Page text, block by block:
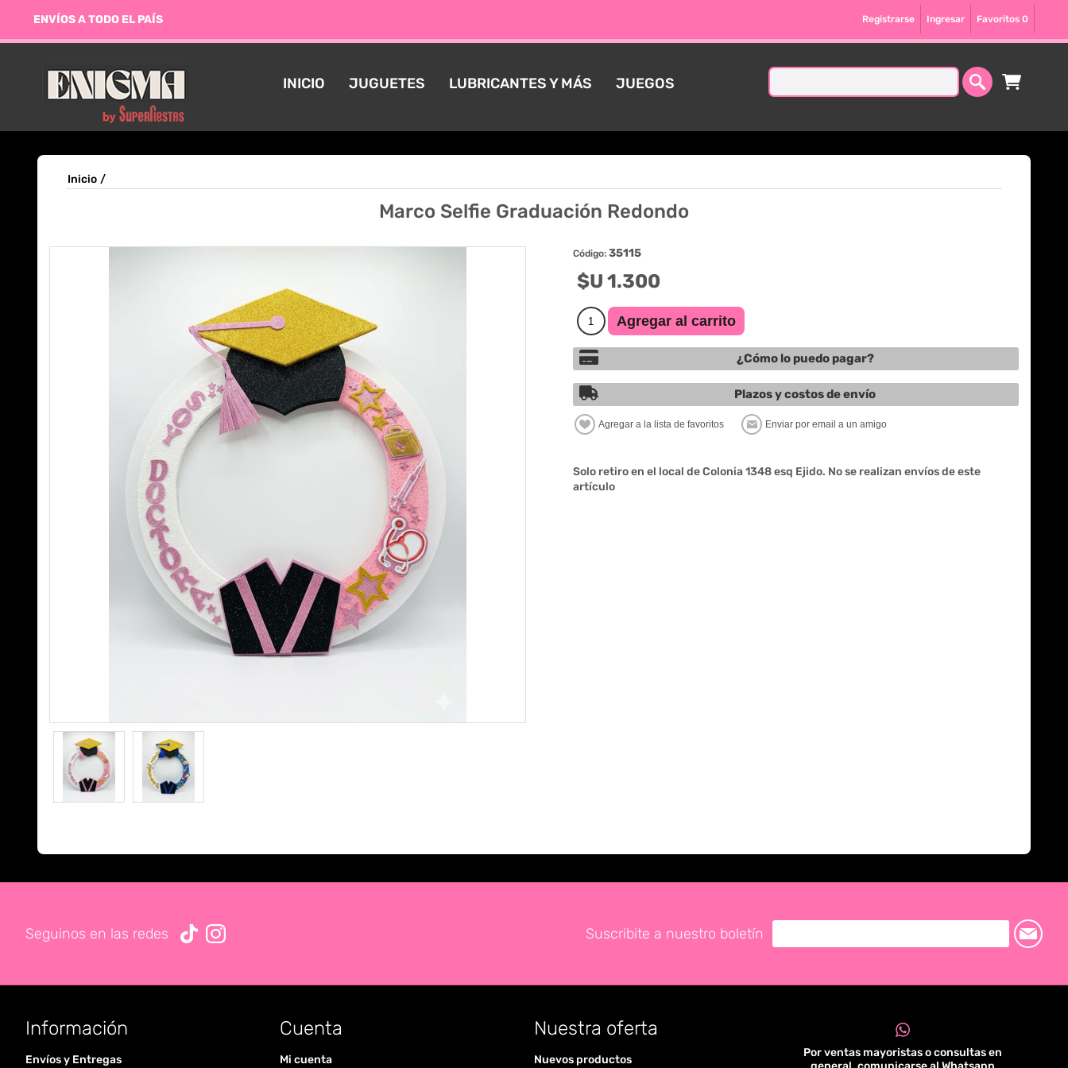
Registrarse Ingresar Favoritos 0
ENVÍOS A TODO EL PAÍS
INICIO JUGUETES LUBRICANTES Y MÁS JUEGOS
Inicio /
Marco Selfie Graduación Redondo
Código: 35115
$U 1.300
¿Cómo lo puedo pagar?
Plazos y costos de envío
Solo retiro en el local de Colonia 1348 esq Ejido. No se realizan envíos de este
artículo
Seguinos en las redes Suscribite a nuestro boletín
Información
Envíos y Entregas
Cuenta
Mi cuenta
Nuestra oferta
Nuevos productos
Por ventas mayoristas o consultas en